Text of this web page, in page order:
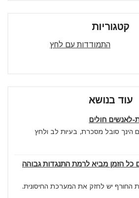
קטגוריות
התמודדות עם לחץ
עוד בנושא
לאנשים חולים
הינך סובל מסכרת, בעיות לב ולחץ
כל הזמן מביא לרמת התנגדות גבוהה
החורף יש לחזק את המערכת החיסונית.